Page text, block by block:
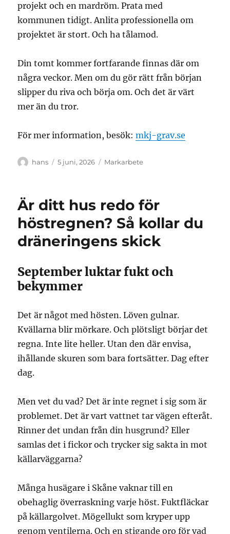
projekt och en mardröm. Prata med
kommunen tidigt. Anlita professionella om
projektet är stort. Och ha tålamod.
Din tomt kommer fortfarande finnas där om
några veckor. Men om du gör rätt från början
slipper du riva och börja om. Och det är värt
mer än du tror.
För mer information, besök:mkj-grav.se
Författare
hans
Publicerat
5 juni, 2026 Kategorier
Markarbete
Är ditt hus redo för
höstregnen? Så kollar du
dräneringens skick
September luktar fukt och
bekymmer
Det är något med hösten. Löven gulnar.
Kvällarna blir mörkare. Och plötsligt börjar det
regna. Inte lite heller. Utan den där envisa,
ihållande skuren som bara fortsätter. Dag efter
dag.
Men vet du vad? Det är inte regnet i sig som är
problemet. Det är vart vattnet tar vägen efteråt.
Rinner det undan från din husgrund? Eller
samlas det i fickor och trycker sig sakta in mot
källarväggarna?
Många husägare i Skåne vaknar till en
obehaglig överraskning varje höst. Fuktfläckar
på källargolvet. Mögellukt som kryper upp
genom ventilerna. Och en stigande oro för vad